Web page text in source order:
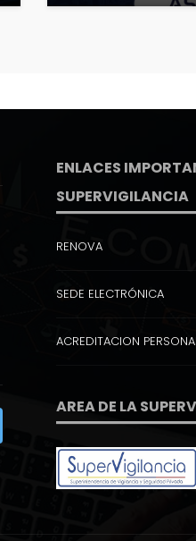
ENLACES
SUPERVIGILANCIA
RENOVA
SEDE ELECTRÓNICA
ACREDITACION
AREA DE LA